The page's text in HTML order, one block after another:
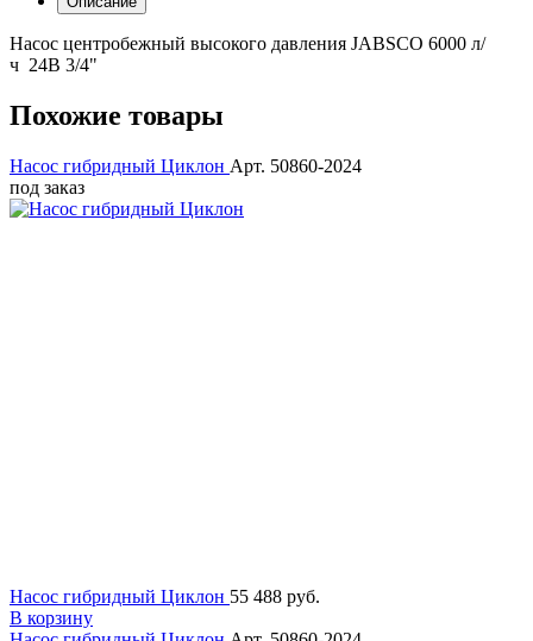
Насос центробежный высокого давления JABSCO 6000 л/
ч 24В 3/4"
Похожие товары
Насос гибридный Циклон Арт. 50860-2024
под заказ
Насос гибридный Циклон 55 488 руб.
В корзину